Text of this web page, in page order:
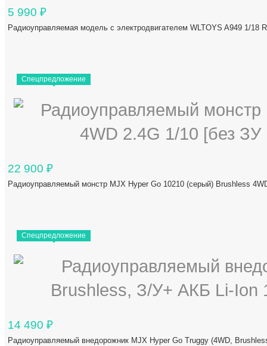
5 990 ₽
Радиоуправляемая модель с электродвигателем WLTOYS A949 1/18
Спецпредложение
22 900 ₽
Радиоуправляемый монстр MJX Hyper Go 10210 (серый) Brushless
Спецпредложение
14 490 ₽
Радиоуправляемый внедорожник MJX Hyper Go Truggy (4WD,